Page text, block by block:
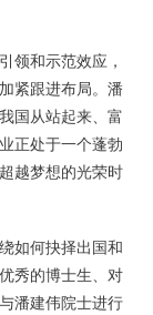
领和示范效应，
紧跟进布局。潘
国从站起来、富
正处于一个蓬勃
越梦想的光荣时
如何抉择出国和
秀的博士生、对
潘建伟院士进行